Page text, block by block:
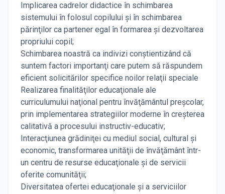
Implicarea cadrelor didactice în schimbarea
sistemului în folosul copilului şi în schimbarea
părinţilor ca partener egal în formarea şi dezvoltarea
propriului copil;
Schimbarea noastră ca indivizi conştientizând că
suntem factori importanţi care putem să răspundem
eficient solicitărilor specifice noilor relaţii speciale
Realizarea finalităţilor educaţionale ale
curriculumului naţional pentru învăţământul preşcolar,
prin implementarea strategiilor moderne în creşterea
calitativă a procesului instructiv-educativ;
Interacţiunea grădiniţei cu mediul social, cultural şi
economic, transformarea unităţii de învăţământ într-
un centru de resurse educaţionale şi de servicii
oferite comunităţii;
Diversitatea ofertei educaţionale şi a serviciilor